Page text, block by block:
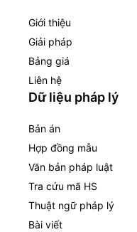
Giới thiệu
Giải pháp
Bảng giá
Liên hệ
Dữ liệu pháp lý
Bản án
Hợp đồng mẫu
Văn bản pháp luật
Tra cứu mã HS
Thuật ngữ pháp lý
Bài viết